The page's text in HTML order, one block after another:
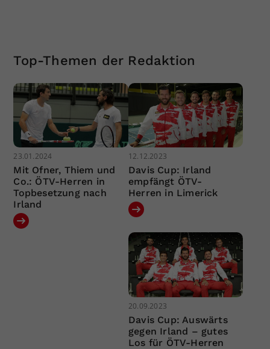
Top-Themen der Redaktion
23.01.2024
Mit Ofner, Thiem und
Co.: ÖTV-Herren in
Topbesetzung nach
Irland
12.12.2023
Davis Cup: Irland
empfängt ÖTV-
Herren in Limerick
20.09.2023
Davis Cup: Auswärts
gegen Irland – gutes
Los für ÖTV-Herren